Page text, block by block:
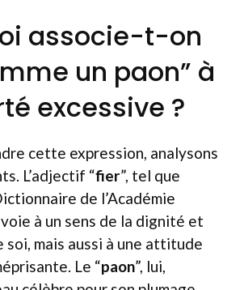
associe-t-on
un paon” à
excessive ?
cette expression, analysons
L’adjectif “fier”, tel que
de l’Académie
à un sens de la dignité et
soi, mais aussi à une attitude
Le “paon”, lui,